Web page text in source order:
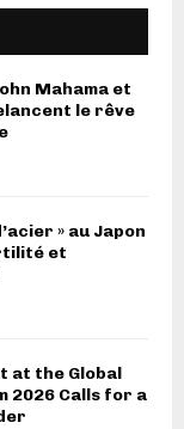
Mahama et
le rêve
» au Japon
et
at the Global
2026 Calls for a